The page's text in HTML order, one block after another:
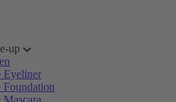
up
Eyeliner
Foundation
Mascara